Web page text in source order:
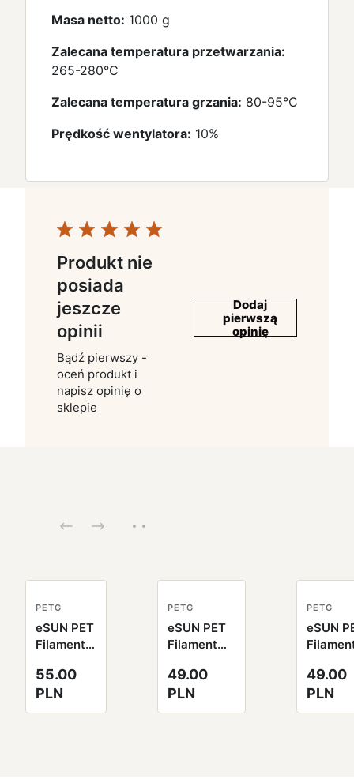
Masa netto: 1000 g
Zalecana temperatura przetwarzania:
265-280°C
Zalecana temperatura grzania: 80-95°C
Prędkość wentylatora: 10%
Produkt nie
posiada
jeszcze
opinii
Bądź pierwszy -
oceń produkt i
napisz opinię o
sklepie
Dodaj
pierwszą
opinię
PETG
eSUN PET
Filament
1.75mm
1000g
papierowa
55.00
PLN
PETG
eSUN PET
Filament
niebieski
1.75mm
1000g
49.00
PLN
PETG
eSUN
srebrny
1.75mm
1000g
49.00
PLN